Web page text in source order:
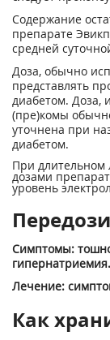
Содержание
препарате
средней
Доза, обычно
представлять
диабетом. Доза,
(пре)комы
уточнена при
диабетом.
При
дозами
уровень
Симптомы:
гипернатриемия.
Лечение:
Как